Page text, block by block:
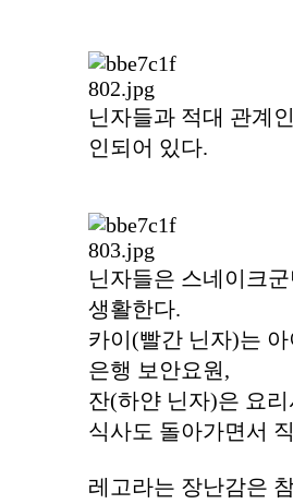
닌자들과 적대 관계
인되어 있다.
닌자들은 스네이크
생활한다.
카이(빨간 닌자)는
은행 보안요원,
잔(하얀 닌자)은 요
식사도 돌아가면서
레고라는 장난감은